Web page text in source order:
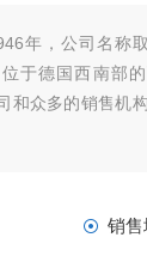
年，公司名称
位于德国西南部
和众多的销售机
销售